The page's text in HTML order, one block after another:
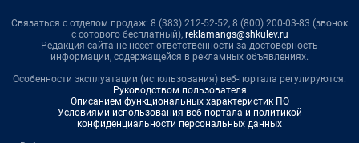
Связаться с отделом продаж: 8 (383) 212-52-52, 8 (800) 200-03-83 (звонок
с сотового бесплатный), reklamangs@shkulev.ru
Редакция сайта не несет ответственности за достоверность
информации, содержащейся в рекламных объявлениях.
Особенности эксплуатации (использования) веб-портала регулируются:
Руководством пользователя
Описанием функциональных характеристик ПО
Условиями использования веб-портала и политикой
конфиденциальности персональных данных